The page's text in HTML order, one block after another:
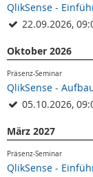
QlikSense -
22.09.2026,
Oktober 2026
Präsenz-Seminar
QlikSense -
05.10.2026,
März 2027
Präsenz-Seminar
QlikSense -